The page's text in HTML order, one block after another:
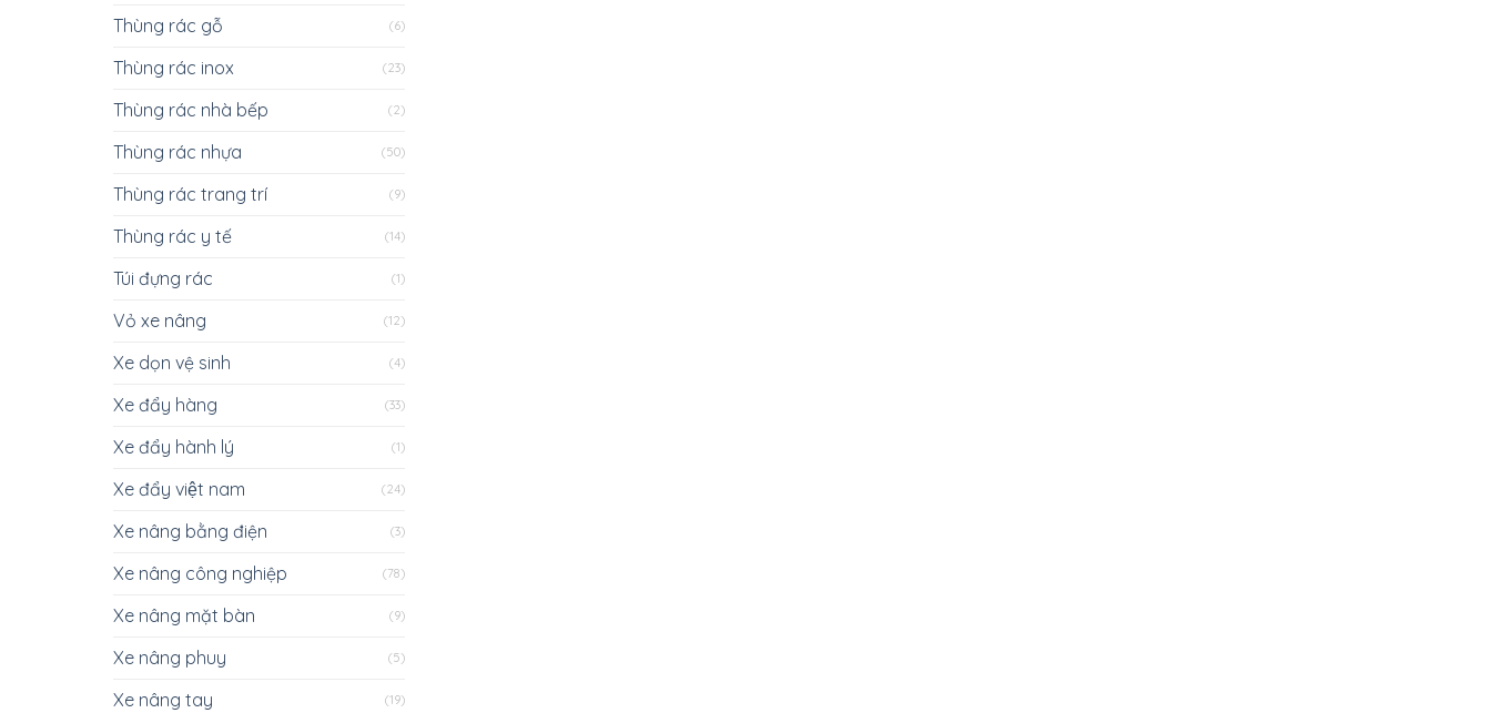
Thùng rác gỗ (6)
Thùng rác inox (23)
Thùng rác nhà bếp (2)
Thùng rác nhựa (50)
Thùng rác trang trí (9)
Thùng rác y tế (14)
Túi đựng rác (1)
Vỏ xe nâng (12)
Xe dọn vệ sinh (4)
Xe đẩy hàng (33)
Xe đẩy hành lý (1)
Xe đẩy việt nam (24)
Xe nâng bằng điện (3)
Xe nâng công nghiệp (78)
Xe nâng mặt bàn (9)
Xe nâng phuy (5)
Xe nâng tay (19)